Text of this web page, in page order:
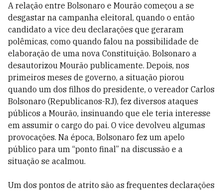
A relação entre Bolsonaro e Mourão começou a se
desgastar na campanha eleitoral, quando o então
candidato a vice deu declarações que geraram
polêmicas, como quando falou na possibilidade de
elaboração de uma nova Constituição. Bolsonaro a
desautorizou Mourão publicamente. Depois, nos
primeiros meses de governo, a situação piorou
quando um dos filhos do presidente, o vereador Carlos
Bolsonaro (Republicanos-RJ), fez diversos ataques
públicos a Mourão, insinuando que ele teria interesse
em assumir o cargo do pai. O vice devolveu algumas
provocações. Na época, Bolsonaro fez um apelo
público para um “ponto final” na discussão e a
situação se acalmou.
Um dos pontos de atrito são as frequentes declarações